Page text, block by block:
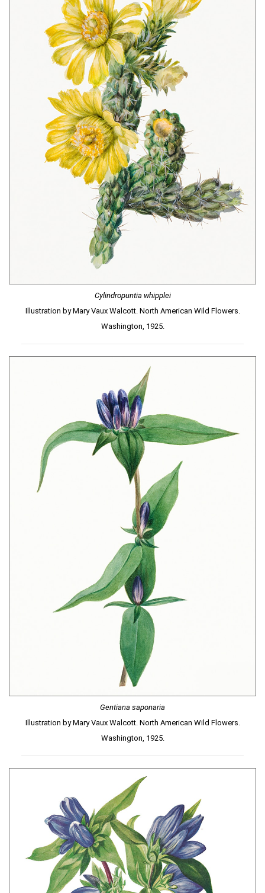
Cylindropuntia whipplei
Illustration by Mary Vaux Walcott. North American Wild Flowers.
Washington, 1925.
Gentiana saponaria
Illustration by Mary Vaux Walcott. North American Wild Flowers.
Washington, 1925.